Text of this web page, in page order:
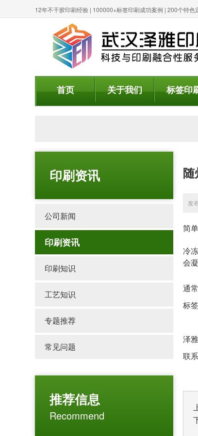
12年不干胶印刷经验 | 100000+标签印刷成功案例 | 200个特色
首页 关于我们 标签印
印刷资讯
公司新闻
印刷资讯
印刷知识
工艺知识
专题推荐
常见问题
推荐信息
Recommend
发
简
冷
会
通
标
泽
联